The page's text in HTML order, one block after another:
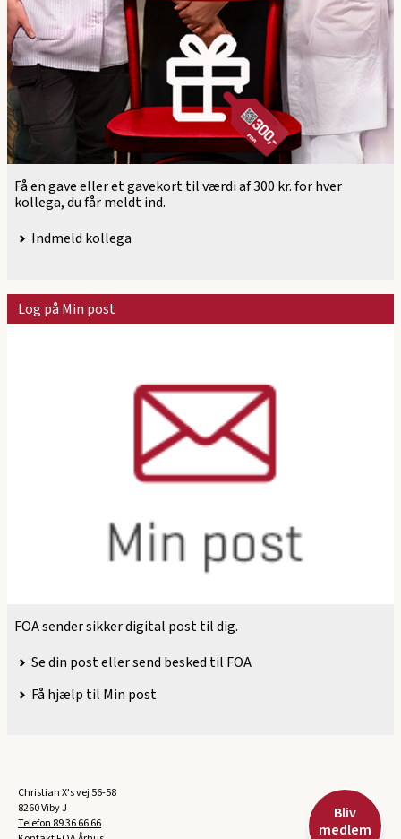
Bliv
medlem
Få en gave eller et gavekort til værdi af 300 kr. for hver
kollega, du får meldt ind.
Indmeld kollega
Log på Min post
FOA sender sikker digital post til dig.
Se din post eller send besked til FOA
Få hjælp til Min post
Christian X's vej 56-58
8260 Viby J
Telefon89 36 66 66